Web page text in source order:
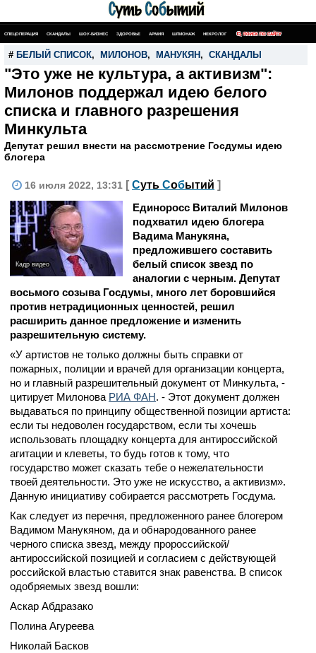
СПЕЦОПЕРАЦИЯ СКАНДАЛЫ ШОУ-БИЗНЕС ЗДОРОВЬЕ АРМИЯ ШПИОНАЖ НЕКРОЛОГ ПОИСК ПО САЙТУ
# БЕЛЫЙ СПИСОК, МИЛОНОВ, МАНУКЯН , СКАНДАЛЫ
"Это уже не культура, а активизм":
Милонов поддержал идею белого
списка и главного разрешения
Минкульта
Депутат решил внести на рассмотрение Госдумы идею
блогера
16 июля 2022, 13:31 [ Суть Событий ]
Кадр видео
Единоросс Виталий Милонов
подхватил идею блогера
Вадима Манукяна,
предложившего составить
белый список звезд по
аналогии с черным. Депутат
восьмого созыва Госдумы, много лет боровшийся
против нетрадиционных ценностей, решил
расширить данное предложение и изменить
разрешительную систему.
«У артистов не только должны быть справки от
пожарных, полиции и врачей для организации концерта,
но и главный разрешительный документ от Минкульта, -
цитирует Милонова РИА ФАН. - Этот документ должен
выдаваться по принципу общественной позиции артиста:
если ты недоволен государством, если ты хочешь
использовать площадку концерта для антироссийской
агитации и клеветы, то будь готов к тому, что
государство может сказать тебе о нежелательности
твоей деятельности. Это уже не искусство, а активизм».
Данную инициативу собирается рассмотреть Госдума.
Как следует из перечня, предложенного ранее блогером
Вадимом Манукяном, да и обнародованного ранее
черного списка звезд, между пророссийской/
антироссийской позицией и согласием с действующей
российской властью ставится знак равенства. В список
одобряемых звезд вошли:
Аскар Абдразако
Полина Агуреева
Николай Басков